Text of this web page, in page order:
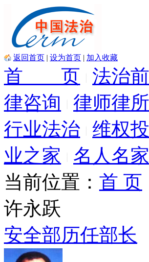
返回首页 | 设为首页 | 加入收藏
首 页 法治
律咨询
律师律所
行业法治 维权
业之家
名人名家
当前位置： 首 页
许永跃
安全部历任部长